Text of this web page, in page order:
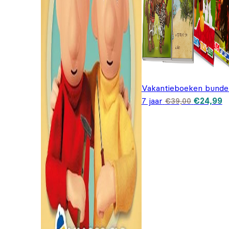
Vakantieboeken
7 jaar €39,00 €24,99